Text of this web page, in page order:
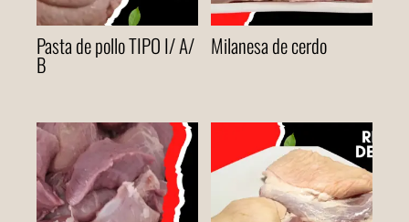
Pasta de pollo TIPO I/ A/
B
Milanesa de cerdo